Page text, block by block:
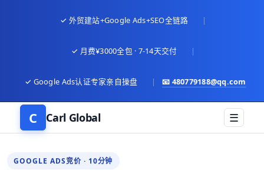
✓ 外贸建站+Google Ads+SEO全链路 |
✓ 月费¥3000全包 · 7-14天交付 |
✓ Google Ads认证专家亲自操盘 | 📧 480779188@qq.com
C Carl Global ☰
GOOGLE ADS竞价 · 10分钟